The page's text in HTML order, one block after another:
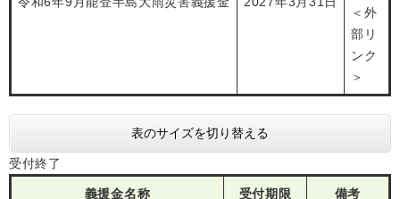
＜外
部リ
ンク
＞
表のサイズを切り替える
受付終了
義援金名称 受付期限 備考